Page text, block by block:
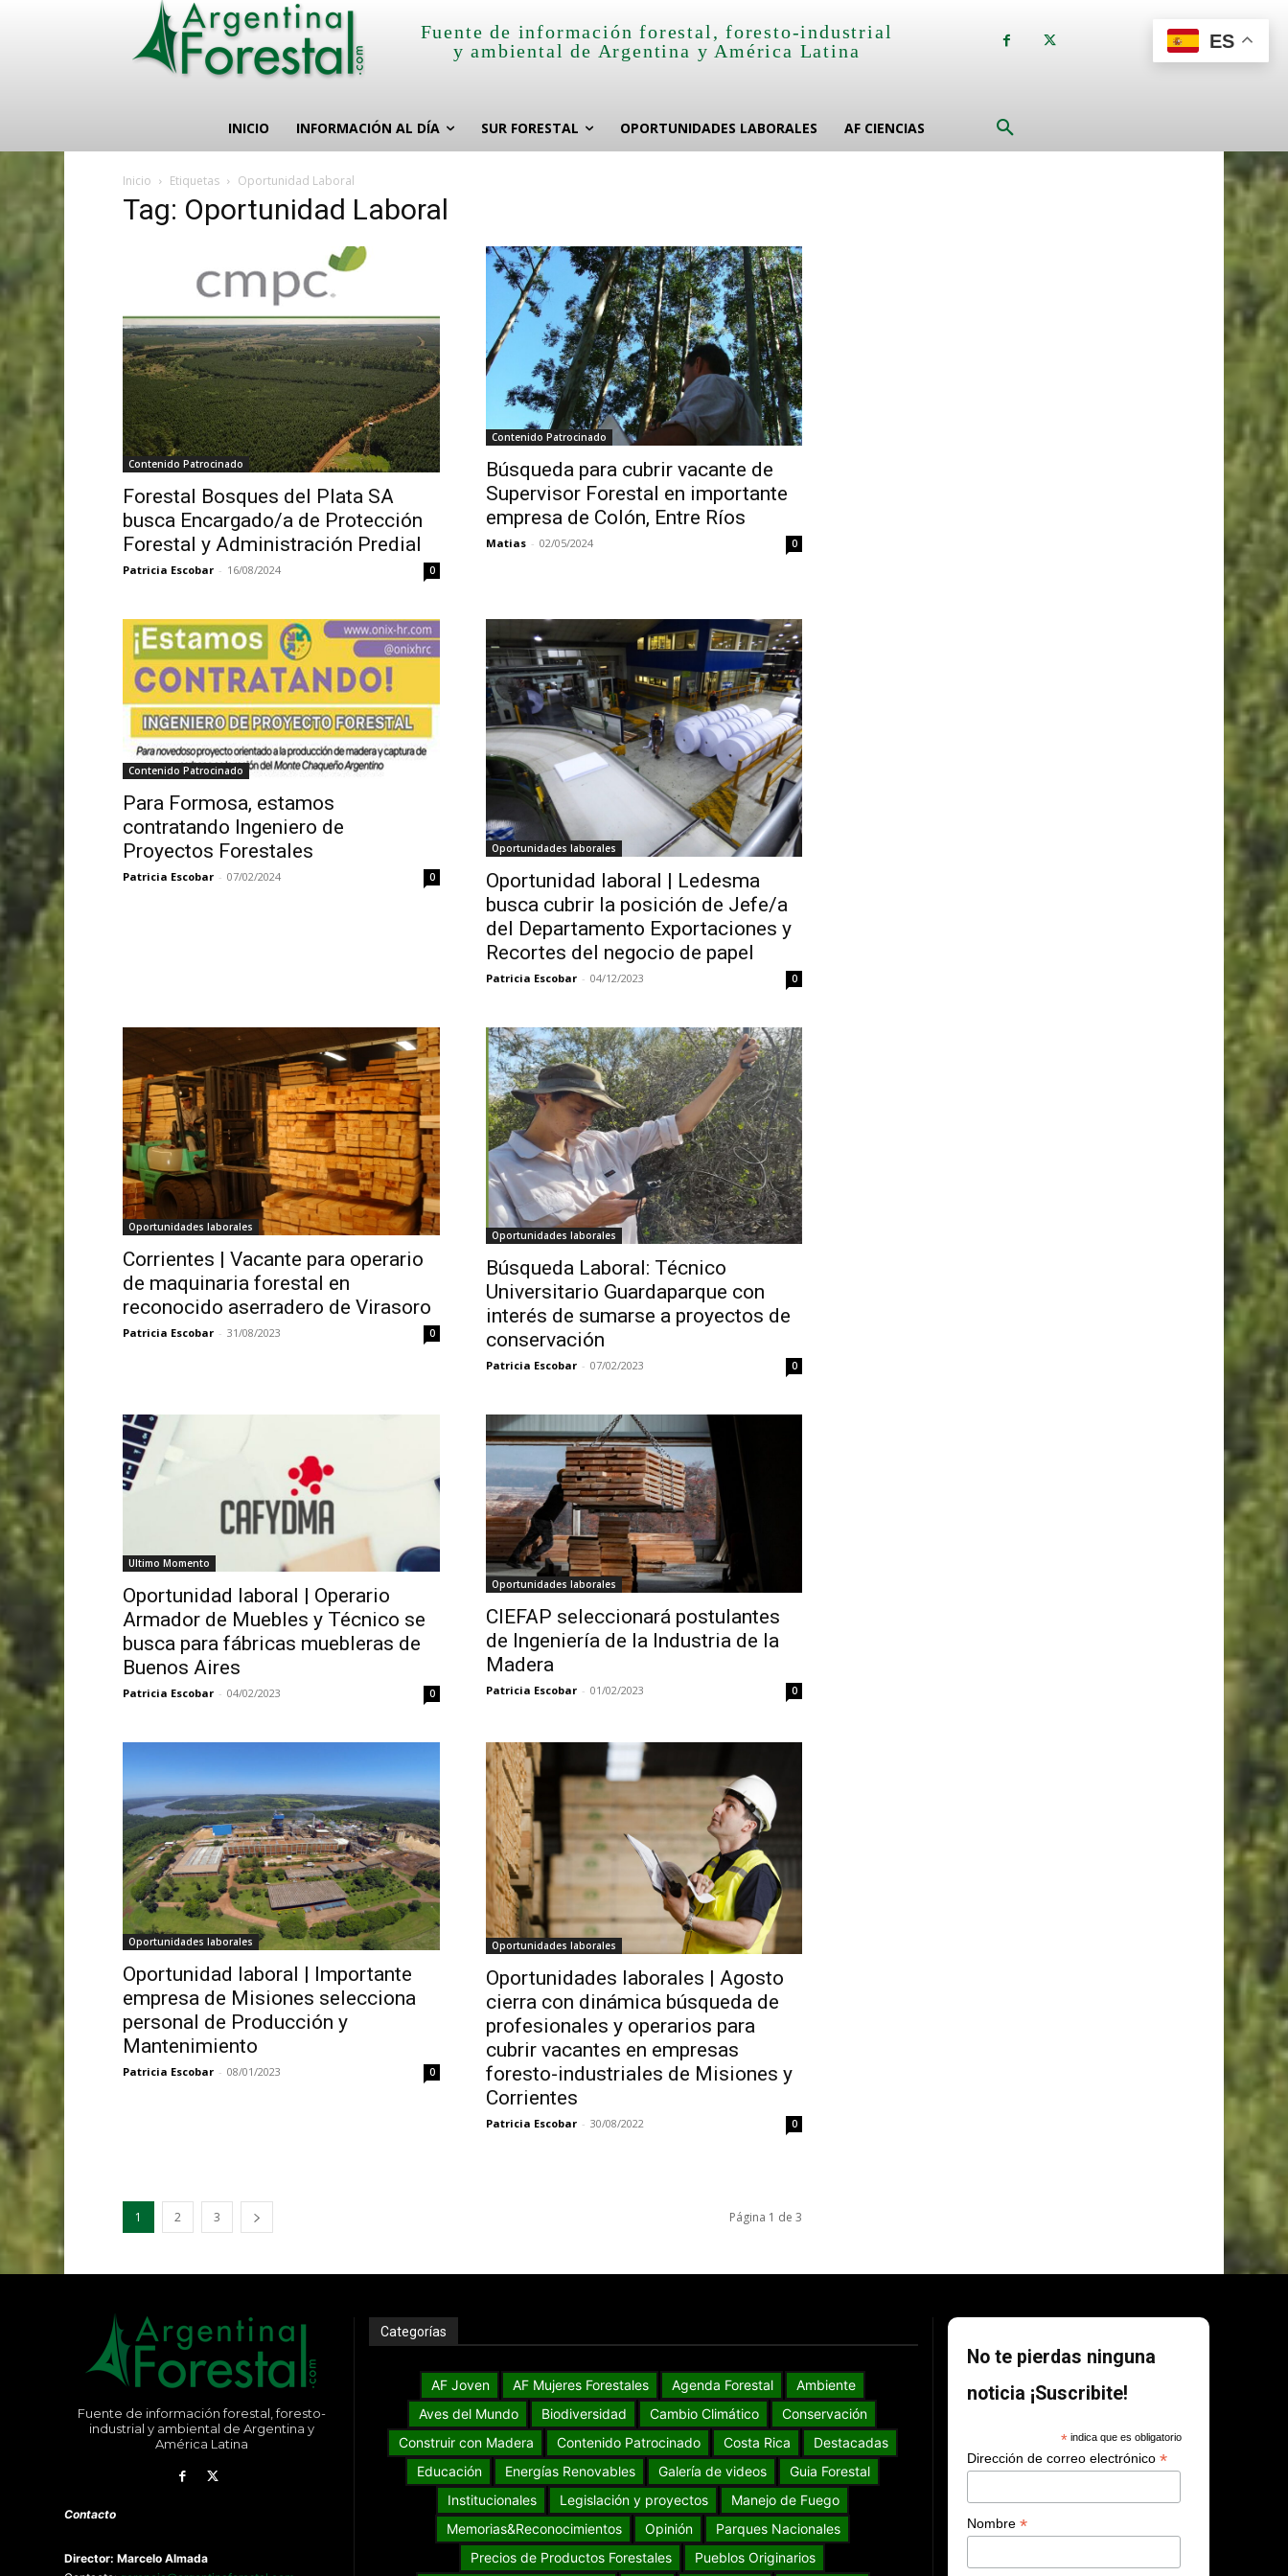
Fuente de información forestal, foresto-industrial
y ambiental de Argentina y América Latina
INICIO INFORMACIÓN AL DÍA SUR FORESTAL OPORTUNIDADES LABORALES AF CIENCIAS
Inicio Etiquetas Oportunidad Laboral
Tag: Oportunidad Laboral
Contenido Patrocinado
Forestal Bosques del Plata SA
busca Encargado/a de Protección
Forestal y Administración Predial
Patricia Escobar - 16/08/2024 0
Contenido Patrocinado
Búsqueda para cubrir vacante de
Supervisor Forestal en importante
empresa de Colón, Entre Ríos
Matias - 02/05/2024 0
Contenido Patrocinado
Para Formosa, estamos
contratando Ingeniero de
Proyectos Forestales
Patricia Escobar - 07/02/2024 0
Oportunidades laborales
Oportunidad laboral | Ledesma
busca cubrir la posición de Jefe/a
del Departamento Exportaciones y
Recortes del negocio de papel
Patricia Escobar - 04/12/2023 0
Oportunidades laborales
Corrientes | Vacante para operario
de maquinaria forestal en
reconocido aserradero de Virasoro
Patricia Escobar - 31/08/2023 0
Oportunidades laborales
Búsqueda Laboral: Técnico
Universitario Guardaparque con
interés de sumarse a proyectos de
conservación
Patricia Escobar - 07/02/2023 0
Ultimo Momento
Oportunidad laboral | Operario
Armador de Muebles y Técnico se
busca para fábricas muebleras de
Buenos Aires
Patricia Escobar - 04/02/2023 0
Oportunidades laborales
CIEFAP seleccionará postulantes
de Ingeniería de la Industria de la
Madera
Patricia Escobar - 01/02/2023 0
Oportunidades laborales
Oportunidad laboral | Importante
empresa de Misiones selecciona
personal de Producción y
Mantenimiento
Patricia Escobar - 08/01/2023 0
Oportunidades laborales
Oportunidades laborales | Agosto
cierra con dinámica búsqueda de
profesionales y operarios para
cubrir vacantes en empresas
foresto-industriales de Misiones y
Corrientes
Patricia Escobar - 30/08/2022 0
1 2 3 Página 1 de 3
Fuente de información forestal, foresto-
industrial y ambiental de Argentina y
América Latina
Contacto
Director: Marcelo Almada
Categorías
AF Joven AF Mujeres Forestales Agenda Forestal
Ambiente
Aves del Mundo
Biodiversidad Cambio Climático
Conservación
Construir con Madera
Contenido Patrocinado Costa Rica
Destacadas
Educación
Energías Renovables Galería de videos
Guia Forestal
Institucionales
Legislación y proyectos
Manejo de Fuego
Memorias&Reconocimientos
Opinión
Parques Nacionales
Precios de Productos Forestales
Pueblos Originarios
No te pierdas ninguna
noticia ¡Suscribite!
*indica que es obligatorio
Dirección de correo electrónico*
Nombre*
ES